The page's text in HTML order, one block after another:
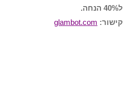
ל40% הנחה.
קישור: glambot.com